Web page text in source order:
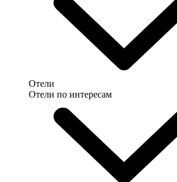
Отели
Отели по интересам